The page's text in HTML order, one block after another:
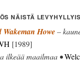
NÄISTÄ
Howe–
[1989]
ilkeää maailmaa •